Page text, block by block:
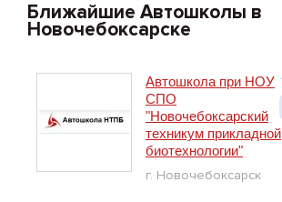
Ближайшие Автошколы в
Новочебоксарске
Автошкола при НОУ
СПО
"Новочебоксарский
техникум прикладной
биотехнологии"
г. Новочебоксарск